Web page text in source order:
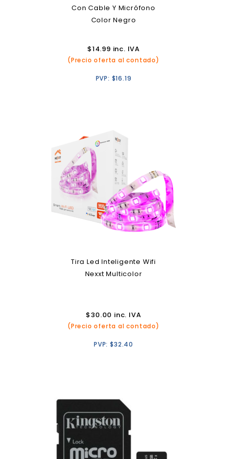
Con Cable Y Micrófono
Color Negro
$14.99 inc. IVA
(Precio oferta al contado)
PVP: $16.19
Tira Led Inteligente Wifi
Nexxt Multicolor
$30.00 inc. IVA
(Precio oferta al contado)
PVP:$32.40